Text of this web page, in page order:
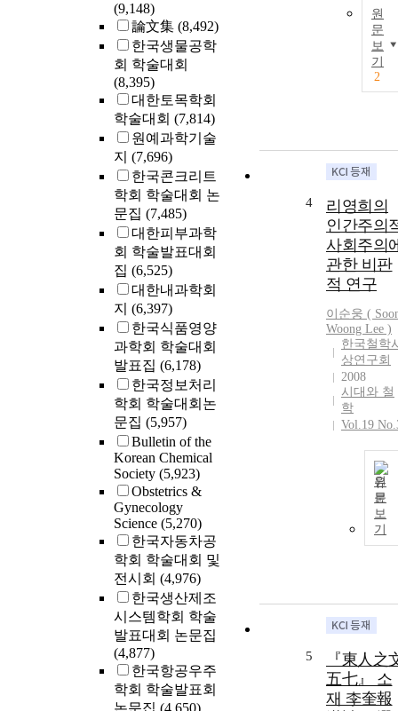
(9,148)
論文集 (8,492)
한국생물공학
회 학술대회
(8,395)
대한토목학회
학술대회 (7,814)
원예과학기술
지 (7,696)
한국콘크리트
학회 학술대회 논
문집 (7,485)
대한피부과학
회 학술발표대회
집 (6,525)
대한내과학회
지 (6,397)
한국식품영양
과학회 학술대회
발표집 (6,178)
한국정보처리
학회 학술대회논
문집 (5,957)
Bulletin of the
Korean Chemical
Society (5,923)
Obstetrics &
Gynecology
Science (5,270)
한국자동차공
학회 학술대회 및
전시회 (4,976)
한국생산제조
시스템학회 학술
발표대회 논문집
(4,877)
한국항공우주
학회 학술발표회
원
문
보
기
2
4
리영희의
인간주의
사회주의
관한 비판
적 연구
이순웅 (
Woong Lee )
한국철학
상연구회
2008
시대와 철
학
Vol.19
원
문
보
기
5
『東人之
五七』 소
재 李奎報